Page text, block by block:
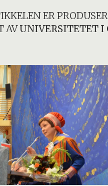
ER
AVUNIVERSITETET I